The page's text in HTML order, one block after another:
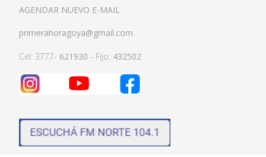
AGENDAR NUEVO E-MAIL
primerahoragoya@gmail.com
Cel: 3777- 621930 - Fijo: 432502